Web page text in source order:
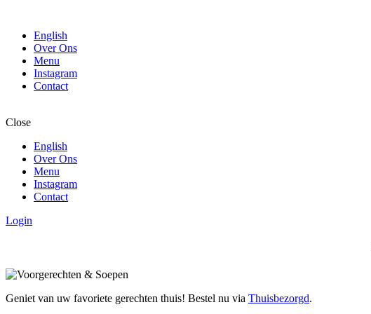
English
Over Ons
Menu
Instagram
Contact
Close
English
Over Ons
Menu
Instagram
Contact
Login
Geniet van uw favoriete gerechten thuis! Bestel nu via Thuisbezorgd.